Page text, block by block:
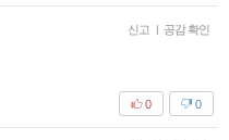
신고 | 공감 확인
0
0